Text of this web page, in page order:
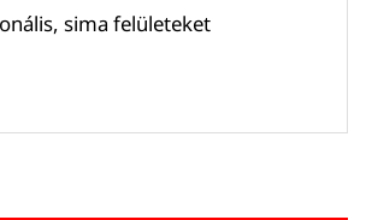
sima felületeket